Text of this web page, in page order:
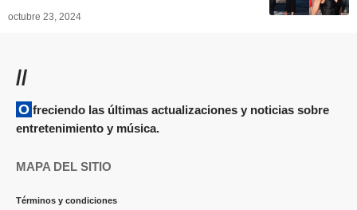
octubre 23, 2024
//
Ofreciendo las últimas actualizaciones y noticias sobre
entretenimiento y música.
MAPA DEL SITIO
Términos y condiciones